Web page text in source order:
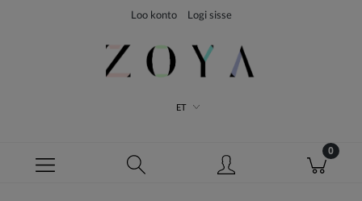
Loo konto Logi sisse
ET